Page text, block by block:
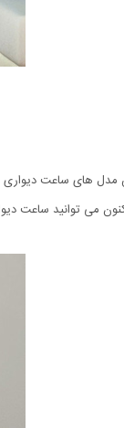
های ساعت دیواری
12 ماه گارانتی تعویض توسط فروشگاه میهن